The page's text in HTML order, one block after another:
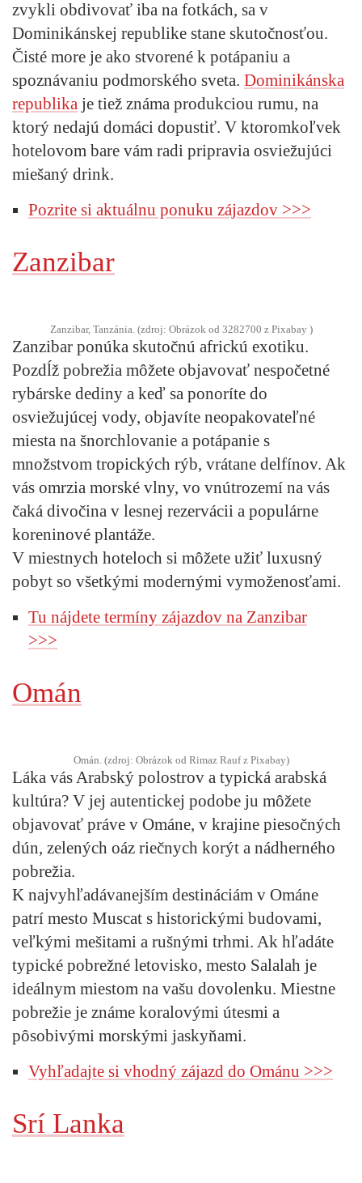
zvykli obdivovať iba na fotkách, sa v
Dominikánskej republike stane skutočnosťou.
Čisté more je ako stvorené k potápaniu a
spoznávaniu podmorského sveta. Dominikánska
republika je tiež známa produkciou rumu, na
ktorý nedajú domáci dopustiť. V ktoromkoľvek
hotelovom bare vám radi pripravia osviežujúci
miešaný drink.
Pozrite si aktuálnu ponuku zájazdov >>>
Zanzibar
Zanzibar, Tanzánia. (zdroj: Obrázok od 3282700 z Pixabay )
Zanzibar ponúka skutočnú africkú exotiku.
Pozdĺž pobrežia môžete objavovať nespočetné
rybárske dediny a keď sa ponoríte do
osviežujúcej vody, objavíte neopakovateľné
miesta na šnorchlovanie a potápanie s
množstvom tropických rýb, vrátane delfínov. Ak
vás omrzia morské vlny, vo vnútrozemí na vás
čaká divočina v lesnej rezervácii a populárne
koreninové plantáže.
V miestnych hoteloch si môžete užiť luxusný
pobyt so všetkými modernými vymoženosťami.
Tu nájdete termíny zájazdov na Zanzibar
>>>
Omán
Omán. (zdroj: Obrázok od Rimaz Rauf z Pixabay)
Láka vás Arabský polostrov a typická arabská
kultúra? V jej autentickej podobe ju môžete
objavovať práve v Ománe, v krajine piesočných
dún, zelených oáz riečnych korýt a nádherného
pobrežia.
K najvyhľadávanejším destináciám v Ománe
patrí mesto Muscat s historickými budovami,
veľkými mešitami a rušnými trhmi. Ak hľadáte
typické pobrežné letovisko, mesto Salalah je
ideálnym miestom na vašu dovolenku. Miestne
pobrežie je známe koralovými útesmi a
pôsobivými morskými jaskyňami.
Vyhľadajte si vhodný zájazd do Ománu >>>
Srí Lanka